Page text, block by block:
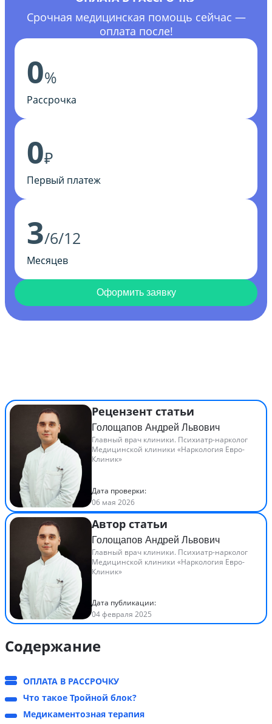
Срочная медицинская помощь сейчас —
оплата после!
0%
Рассрочка
0₽
Первый платеж
3/6/12
Месяцев
Оформить заявку
Рецензент статьи
Голощапов Андрей Львович
Главный врач клиники. Психиатр-нарколог
Медицинской клиники «Наркология Евро-
Клиник»
Дата проверки:
06 мая 2026
Автор статьи
Голощапов Андрей Львович
Главный врач клиники. Психиатр-нарколог
Медицинской клиники «Наркология Евро-
Клиник»
Дата публикации:
04 февраля 2025
Содержание
ОПЛАТА В РАССРОЧКУ
Что такое Тройной блок?
Медикаментозная терапия